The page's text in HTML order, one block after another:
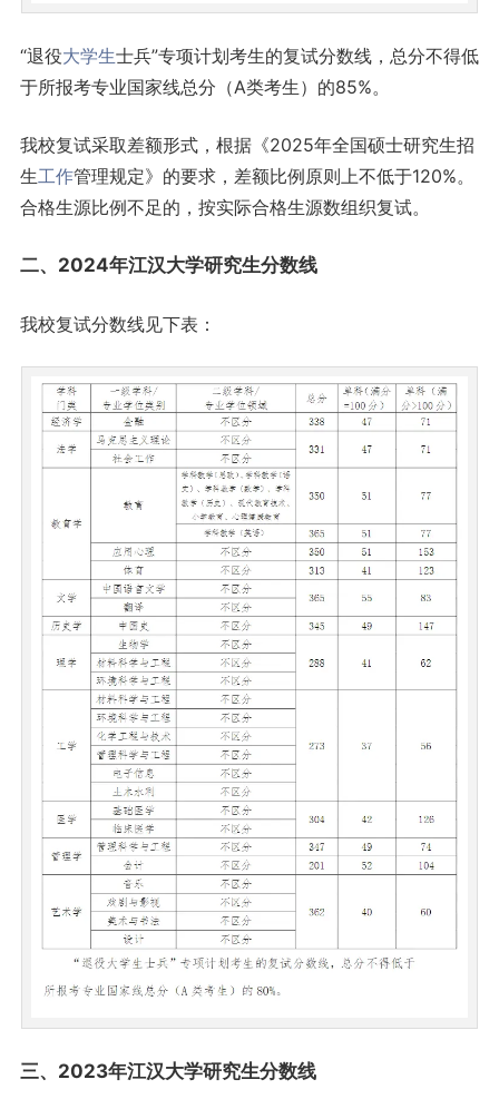
“退役大学生士兵”专项计划考生的复试分数线，总分不得低
于所报考专业国家线总分（A类考生）的85%。
我校复试采取差额形式，根据《2025年全国硕士研究生招
生工作管理规定》的要求，差额比例原则上不低于120%。
合格生源比例不足的，按实际合格生源数组织复试。
二、2024年江汉大学研究生分数线
我校复试分数线见下表：
三、2023年江汉大学研究生分数线